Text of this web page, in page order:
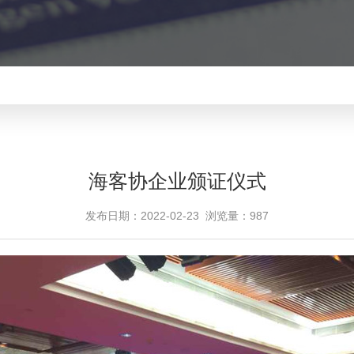
海客协企业颁证仪式
发布日期：2022-02-23 浏览量： 987